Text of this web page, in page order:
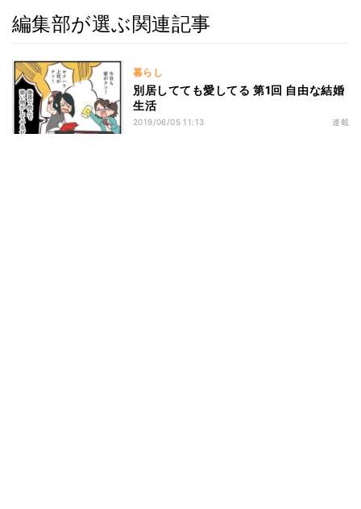
編集部が選ぶ関連記事
暮らし
別居してても愛してる 第1回 自由な結婚
生活
2019/06/05 11:13 連載